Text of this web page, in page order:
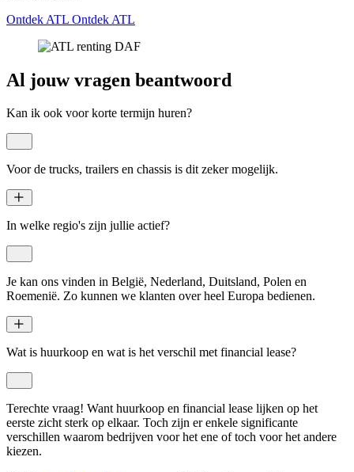
Ontdek ATL Ontdek ATL
Al jouw vragen beantwoord
Kan ik ook voor korte termijn huren?
Voor de trucks, trailers en chassis is dit zeker mogelijk.
In welke regio's zijn jullie actief?
Je kan ons vinden in België, Nederland, Duitsland, Polen en
Roemenië. Zo kunnen we klanten over heel Europa bedienen.
Wat is huurkoop en wat is het verschil met financial lease?
Terechte vraag! Want huurkoop en financial lease lijken op het
eerste zicht sterk op elkaar. Toch zijn er enkele significante
verschillen waarom bedrijven voor het ene of toch voor het andere
kiezen.